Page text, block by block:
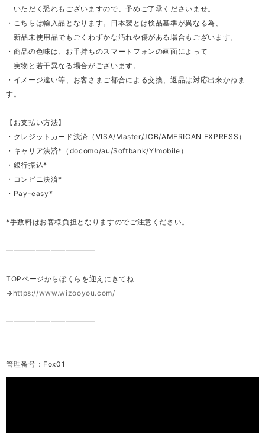
いただく恐れもございますので、予めご了承くださいませ。
・こちらは輸入品となります。日本製とは検品基準が異なる為、
新品未使用品でもごくわずかな汚れや傷がある場合もございます。
・商品の色味は、お手持ちのスマートフォンの画面によって
実物と若干異なる場合がございます。
・イメージ違い等、お客さまご都合による交換、返品は対応出来かねま
す。
【お支払い方法】
・クレジットカード決済（VISA/Master/JCB/AMERICAN EXPRESS）
・キャリア決済*（docomo/au/Softbank/Y!mobile）
・銀行振込*
・コンビニ決済*
・Pay-easy*
*手数料はお客様負担となりますのでご注意ください。
————————————
TOPページからぼくらを迎えにきてね
→ https://www.wizooyou.com/
————————————
管理番号：Fox01